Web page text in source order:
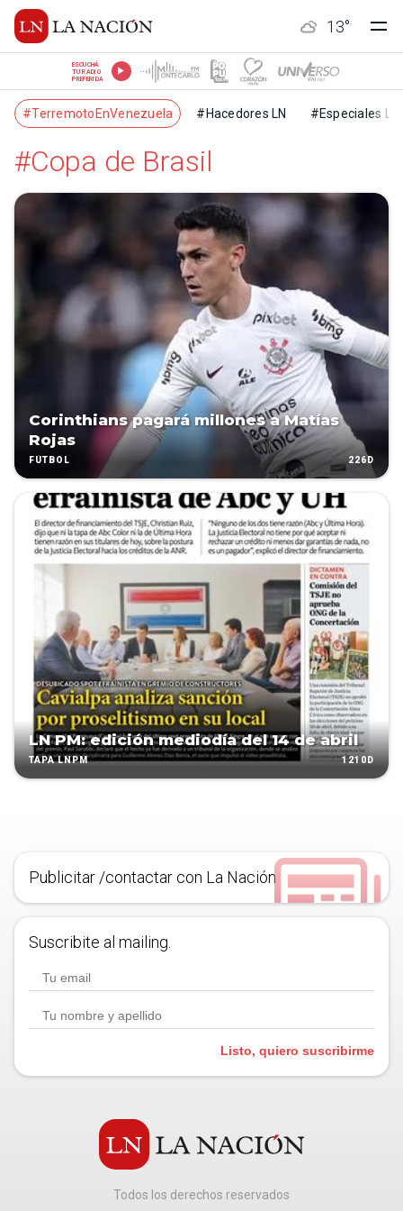
13°
ESCUCHÁ
TU RADIO
PREFERIDA
#TerremotoEnVenezuela #Hacedores LN #Especiales LN
#Copa de Brasil
Corinthians pagará millones a Matías
Rojas
FÚTBOL 226D
LN PM: edición mediodía del 14 de abril
TAPA LNPM 1210D
Publicitar /contactar con La Nación
Suscribite al mailing.
Listo, quiero suscribirme
Todos los derechos reservados